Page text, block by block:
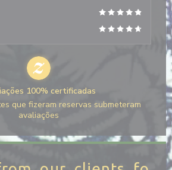
100% certificadas
que fizeram reservas submeteram
avaliações